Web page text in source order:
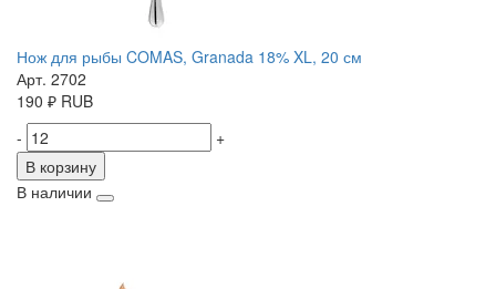
Нож для рыбы COMAS, Granada 18% XL, 20 см
Арт. 2702
190 ₽ RUB
-
+
В корзину
В наличии